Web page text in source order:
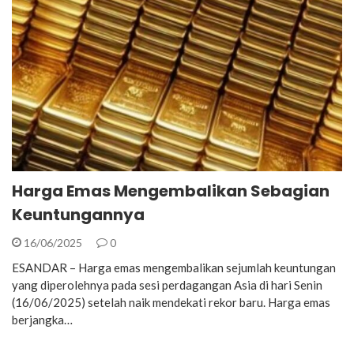
Harga Emas Mengembalikan Sebagian
Keuntungannya
16/06/2025 0
ESANDAR – Harga emas mengembalikan sejumlah keuntungan
yang diperolehnya pada sesi perdagangan Asia di hari Senin
(16/06/2025) setelah naik mendekati rekor baru. Harga emas
berjangka…